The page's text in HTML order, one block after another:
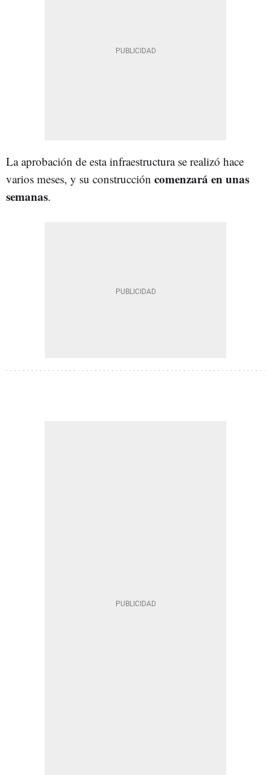
La aprobación de esta infraestructura se realizó hace
varios meses, y su construcción comenzará en unas
semanas.